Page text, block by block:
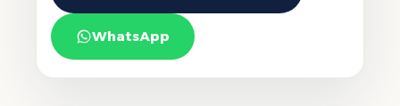
WhatsApp